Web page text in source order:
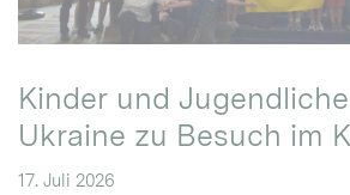
Kinder und
Ukraine zu Besuch im
17. Juli 2026